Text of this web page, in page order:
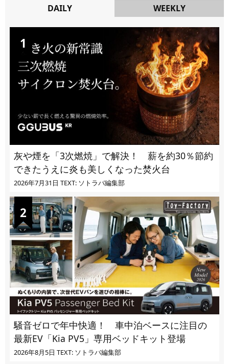
DAILY
WEEKLY
灰や煙を「3次燃焼」で解決！ 薪を約30％節約
できたうえに炎も美しくなった焚火台
2026年7月31日 TEXT: ソトラバ編集部
騒音ゼロで年中快適！ 車中泊ベースに注目の
最新EV「Kia PV5」専用ベッドキット登場
2026年8月5日 TEXT: ソトラバ編集部